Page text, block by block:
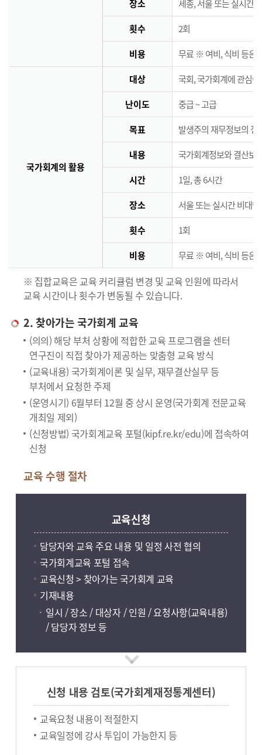
장소 세종, 서울 또는 실시간
횟수 2회
비용 무료 ※ 여비, 식비 등은
국가회계의 활용
대상 국회, 국가회계에 관심
난이도 중급 ~ 고급
목표 발생주의 재무정보의 정
내용 국가회계정보와 결산보
시간 1일, 총 6시간
장소 서울 또는 실시간 비대
횟수 1회
비용 무료 ※ 여비, 식비 등은
※ 집합교육은 교육 커리큘럼 변경 및 교육 인원에 따라서
교육 시간이나 횟수가 변동될 수 있습니다.
2. 찾아가는 국가회계 교육
(의의) 해당 부처 상황에 적합한 교육 프로그램을 센터
연구진이 직접 찾아가 제공하는 맞춤형 교육 방식
(교육내용) 국가회계이론 및 실무, 재무결산실무 등
부처에서 요청한 주제
(운영시기) 6월부터 12월 중 상시 운영(국가회계 전문교육
개최일 제외)
(신청방법) 국가회계교육 포털(kipf.re.kr/edu)에 접속하여
신청
교육 수행 절차
교육신청
담당자와 교육 주요 내용 및 일정 사전 협의
국가회계교육 포털 접속
교육신청 > 찾아가는 국가회계 교육
기재내용
일시 / 장소 / 대상자 / 인원 / 요청사항(교육내용)
/ 담당자 정보 등
신청 내용 검토(국가회계재정통계센터)
교육요청 내용이 적절한지
교육일정에 강사 투입이 가능한지 등